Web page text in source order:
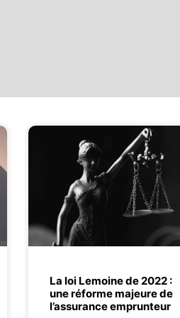
La loi Lemoine de 2022 :
une réforme majeure de
l’assurance emprunteur